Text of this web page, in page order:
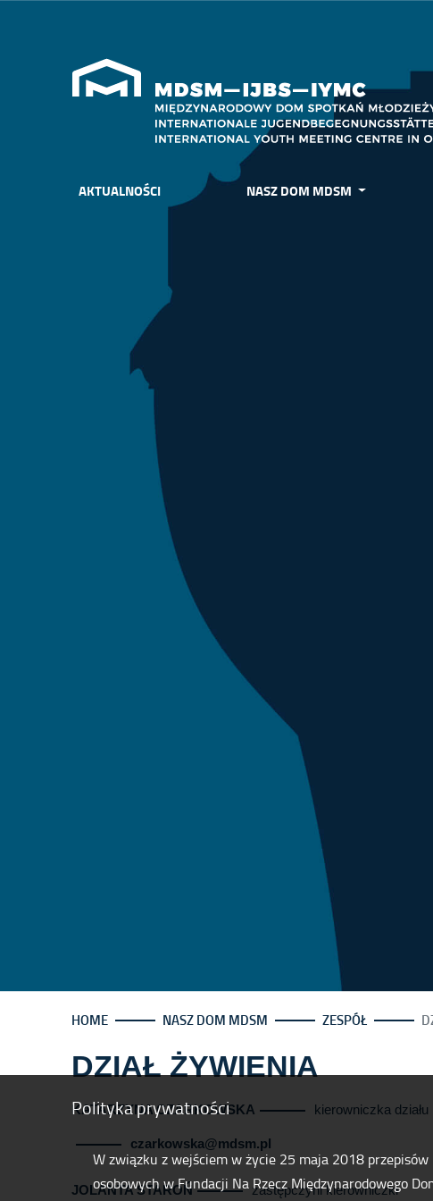
Polityka prywatności
W związku z wejściem w życie 25 maja 2018
osobowych w Fundacji Na Rzecz Międzynarodowego
AKTUALNOŚCI NASZ DOM MDSM
HOME NASZ DOM MDSM ZESPÓŁ
DZIAŁ ŻYWIENIA
KATARZYNA CZARKOWSKA kierowniczka działu
czarkowska@mdsm.pl
JOLANTA STAROŃ zastępczyni kierowniczki